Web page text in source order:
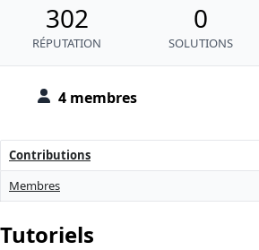
4 membres
302
RÉPUTATION
0
SOLUTIONS
Contributions
Membres
Tutoriels